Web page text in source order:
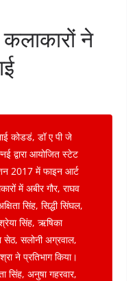
ने
कोडडं, डॉ ए पी जे
द्वारा आयोजित स्टेट
2017 में फाइन आर्ट
में अबीर गौर, राघव
सिंह, सिद्धी सिंघल,
सिंह, ऋषिका
सेठ, सलोनी अग्रवाल,
ने प्रतिभाग किया।
सिंह, अनुषा गहरवार,